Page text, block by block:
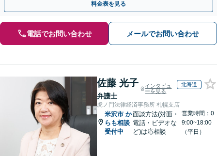
料金表を見る
電話でお問い合わせ メールでお問い合わせ
佐藤 光子
弁護士
インタビュ
ーを見る
北海道
虎ノ門法律経済事務所 札幌支店
米沢市 か
らも相談
受付中
面談方法(対面・
電話・ビデオな
ど)は応相談
営業時間：0
9:00~18:00
（平日）